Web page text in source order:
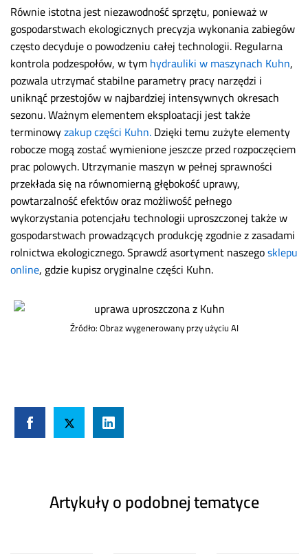
Równie istotna jest niezawodność sprzętu, ponieważ w
gospodarstwach ekologicznych precyzja wykonania zabiegów
często decyduje o powodzeniu całej technologii. Regularna
kontrola podzespołów, w tymhydrauliki w maszynach Kuhn,
pozwala utrzymać stabilne parametry pracy narzędzi i
uniknąć przestojów w najbardziej intensywnych okresach
sezonu. Ważnym elementem eksploatacji jest także
terminowyzakup części Kuhn.Dzięki temu zużyte elementy
robocze mogą zostać wymienione jeszcze przed rozpoczęciem
prac polowych. Utrzymanie maszyn w pełnej sprawności
przekłada się na równomierną głębokość uprawy,
powtarzalność efektów oraz możliwość pełnego
wykorzystania potencjału technologii uproszczonej także w
gospodarstwach prowadzących produkcję zgodnie z zasadami
rolnictwa ekologicznego. Sprawdź asortyment naszegosklepu
online, gdzie kupisz oryginalne części Kuhn.
Źródło: Obraz wygenerowany przy użyciu AI
Artykuły o podobnej tematyce